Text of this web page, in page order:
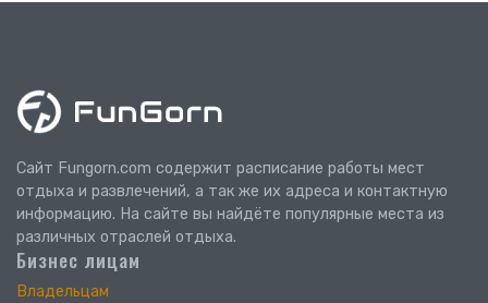
Сайт Fungorn.com содержит расписание работы мест
отдыха и развлечений, а так же их адреса и контактную
информацию. На сайте вы найдёте популярные места из
различных отраслей отдыха.
Бизнес лицам
Владельцам